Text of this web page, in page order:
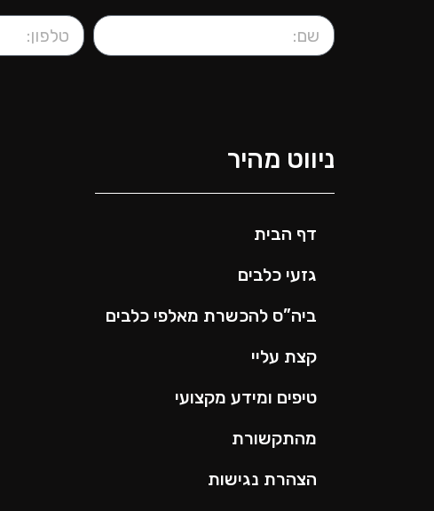
ניווט מהיר
דף הבית
גזעי כלבים
ביה”ס להכשרת מאלפי כלבים
קצת עליי
טיפים ומידע מקצועי
מהתקשורת
הצהרת נגישות